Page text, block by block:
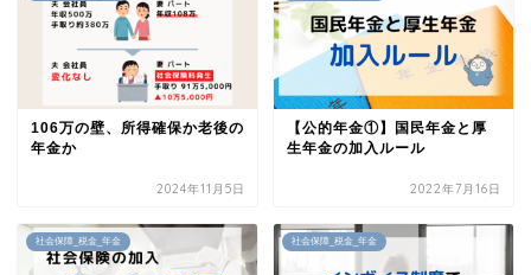
106万の壁、所得確保か老後の
年金か
2024年11月5日
【公的年金①】国民年金と厚
生年金の加入ルール
2022年7月16日
社会保障_税金_年金 社会保障_税金_年金